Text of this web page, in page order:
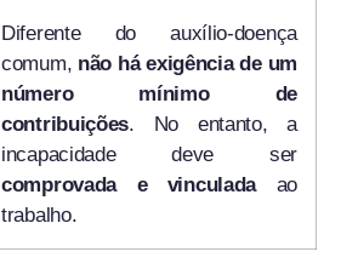
Diferente do auxílio-doença
comum, não há exigência de um
número mínimo de
contribuições. No entanto, a
incapacidade deve ser
comprovada e vinculadaao
trabalho.